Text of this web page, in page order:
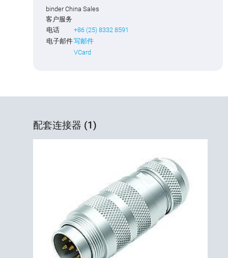
binder China Sales
客户服务
电话
+86 (25) 8332 8591
电子邮件写邮件
VCard
配套连接器 (1)